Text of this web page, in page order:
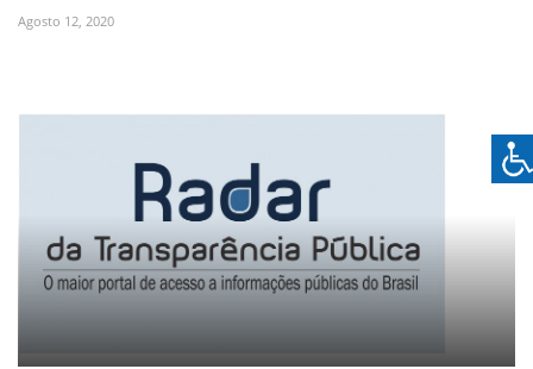
Agosto 12, 2020